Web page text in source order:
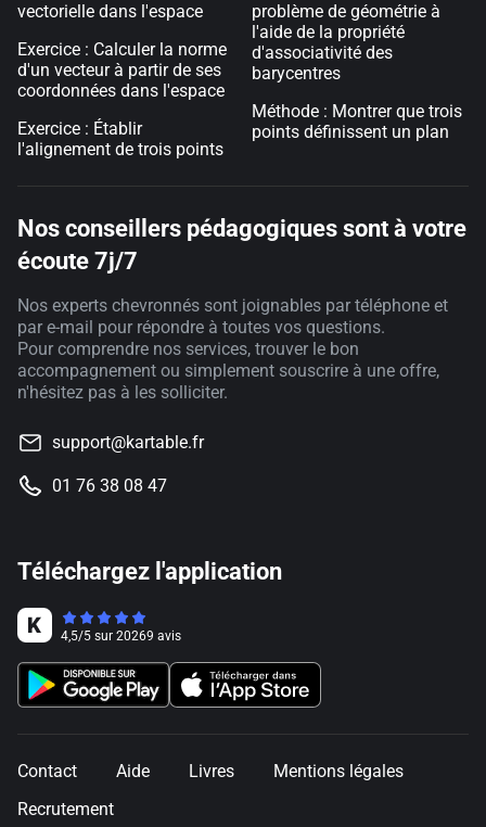
vectorielle dans l'espace
Exercice : Calculer la norme
d'un vecteur à partir de ses
coordonnées dans l'espace
Exercice : Établir
l'alignement de trois points
problème de géométrie à
l'aide de la propriété
d'associativité des
barycentres
Méthode : Montrer que trois
points définissent un plan
Nos conseillers pédagogiques sont à votre
écoute 7j/7
Nos experts chevronnés sont joignables par téléphone et
par e-mail pour répondre à toutes vos questions.
Pour comprendre nos services, trouver le bon
accompagnement ou simplement souscrire à une offre,
n'hésitez pas à les solliciter.
support@kartable.fr
01 76 38 08 47
Téléchargez l'application
4,5/5 sur 20269 avis
Contact Aide Livres
Mentions légales
Recrutement